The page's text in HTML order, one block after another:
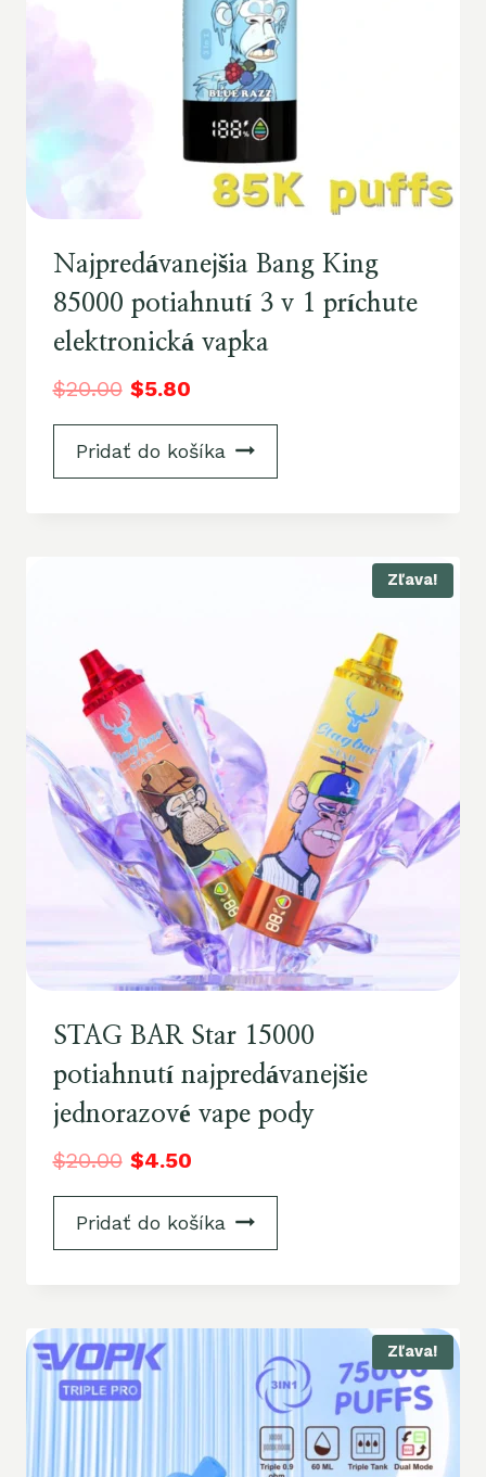
Najpredávanejšia Bang King
85000 potiahnutí 3 v 1 príchute
elektronická vapka
$20.00 $5.80
Pridať do košíka
Zľava!
STAG BAR Star 15000
potiahnutí najpredávanejšie
jednorazové vape pody
$20.00 $4.50
Pridať do košíka
Zľava!